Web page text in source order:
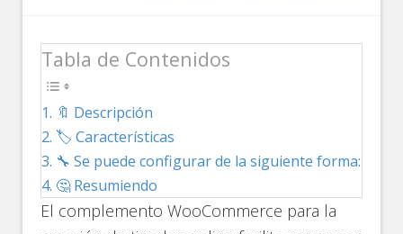
Tabla de Contenidos
🔖 Descripción
🏷️ Características
🔧 Se puede configurar de la siguiente forma:
🤔 Resumiendo
El complemento WooCommerce para la